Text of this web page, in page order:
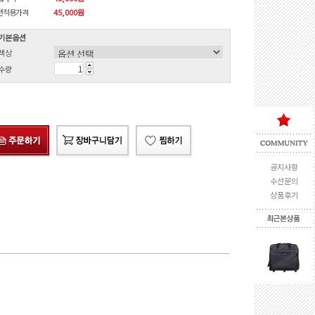
공지사항
수선문의
상품후기
적용가격
45,000원
본옵션
상
량